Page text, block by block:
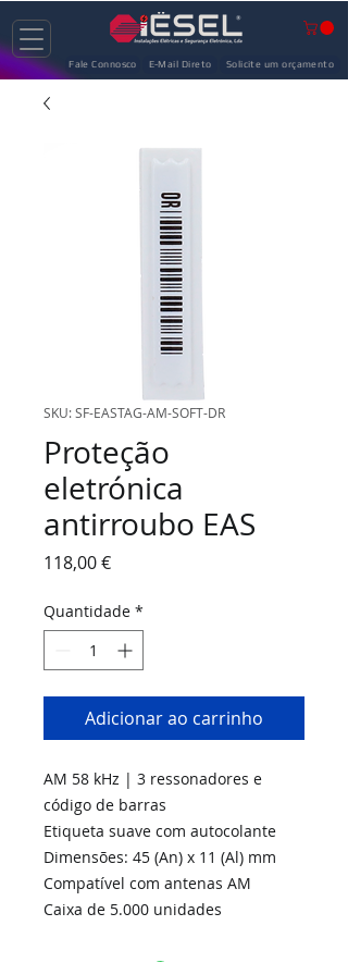
Fale Connosco E-Mail Direto Solicite um orçamento
SKU: SF-EASTAG-AM-SOFT-DR
Proteção
eletrónica
antirroubo EAS
118,00 €Preço
Quantidade *
Adicionar ao carrinho
AM 58 kHz | 3 ressonadores e
código de barras
Etiqueta suave com autocolante
Dimensões: 45 (An) x 11 (Al) mm
Compatível com antenas AM
Caixa de 5.000 unidades